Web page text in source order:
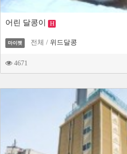
어린 달콩이 H
마이펫 전체 / 위드달콩
4671